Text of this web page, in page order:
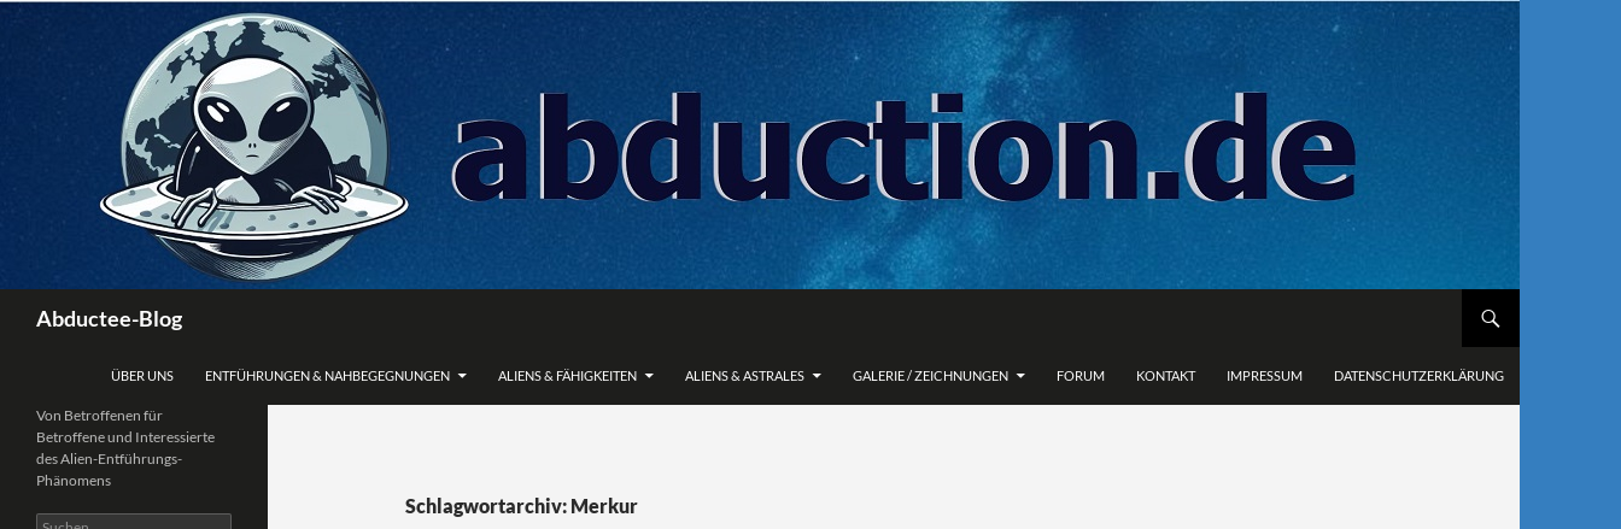
Zum
Abductee-Blog
ÜBER UNS ENTFÜHRUNGEN & NAHBEGEGNUNGEN ALIENS & FÄHIGKEITEN ALIENS & ASTRALES GALERIE / ZEICHNUNGEN FORUM KONTAKT IMPRESSUM DATENSCHUTZERKLÄRUNG
Schlagwortarchiv: Merkur
Von Betroffenen für
Betroffene und Interessierte
des Alien-Entführungs-
Phänomens
Suchen